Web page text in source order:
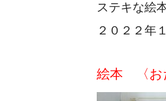
ステキな絵
２０２２
絵本 〈お